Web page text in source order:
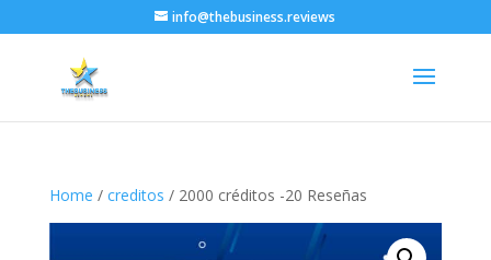
info@thebusiness.reviews
Home / creditos / 2000 créditos -20 Reseñas